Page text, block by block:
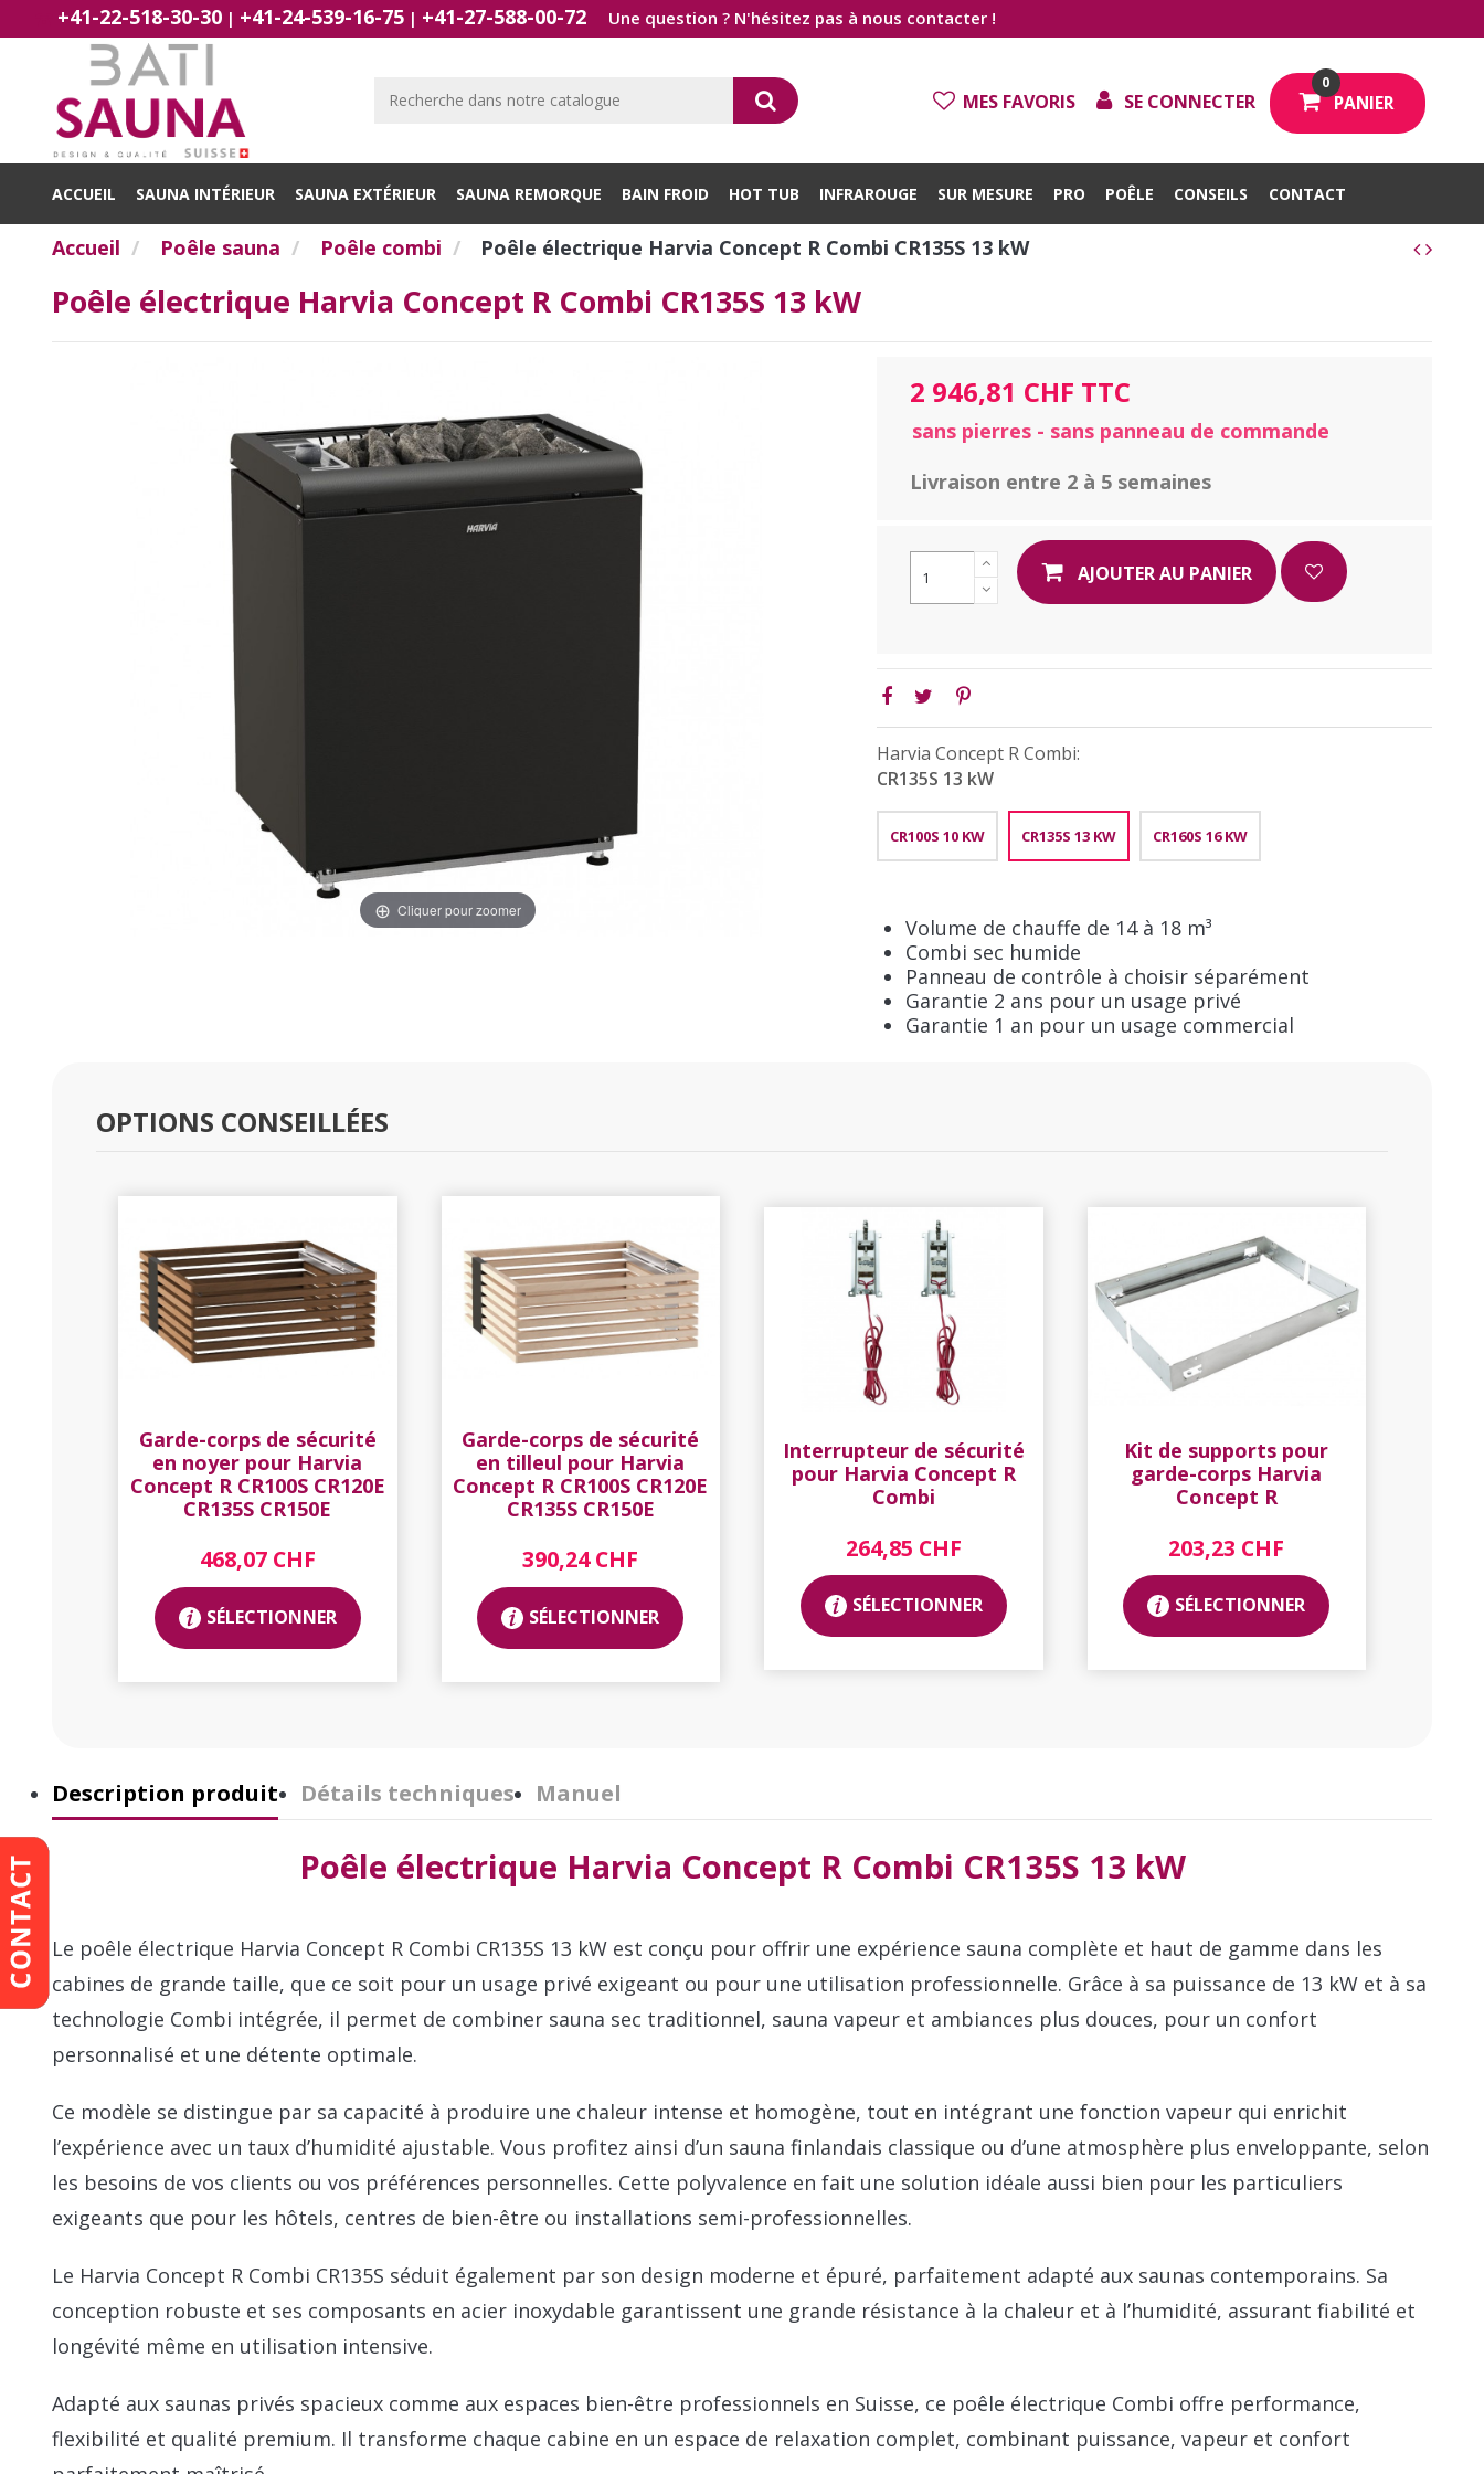
+41-22-518-30-30 | +41-24-539-16-75 | +41-27-588-00-72 Une question ? N'hésitez pas à nous contacter !
MES FAVORIS SE CONNECTER
0
PANIER
ACCUEIL SAUNA INTÉRIEUR SAUNA EXTÉRIEUR SAUNA REMORQUE BAIN FROID HOT TUB INFRAROUGE SUR MESURE PRO POÊLE CONSEILS CONTACT
Accueil Poêle sauna Poêle combi Poêle électrique Harvia Concept R Combi CR135S 13 kW
Poêle électrique Harvia Concept R Combi CR135S 13 kW
Cliquer pour zoomer
2 946,81 CHF TTC
sans pierres - sans panneau de commande
Livraison entre 2 à 5 semaines
AJOUTER AU PANIER
Harvia Concept R Combi:
CR135S 13 kW
CR100S 10 KW CR135S 13 KW CR160S 16 KW
Volume de chauffe de 14 à 18 m³
Combi sec humide
Panneau de contrôle à choisir séparément
Garantie 2 ans pour un usage privé
Garantie 1 an pour un usage commercial
OPTIONS CONSEILLÉES
Garde-corps de sécurité
en noyer pour Harvia
Concept R CR100S CR120E
CR135S CR150E
468,07 CHF
SÉLECTIONNER
Garde-corps de sécurité
en tilleul pour Harvia
Concept R CR100S CR120E
CR135S CR150E
390,24 CHF
SÉLECTIONNER
Interrupteur de sécurité
pour Harvia Concept R
Combi
264,85 CHF
SÉLECTIONNER
Kit de supports pour
garde-corps Harvia
Concept R
203,23 CHF
SÉLECTIONNER
Description produit Détails techniques Manuel
Poêle électrique Harvia Concept R Combi CR135S 13 kW
Le poêle électrique Harvia Concept R Combi CR135S 13 kW est conçu pour offrir une expérience sauna complète et haut de gamme dans les
cabines de grande taille, que ce soit pour un usage privé exigeant ou pour une utilisation professionnelle. Grâce à sa puissance de 13 kW et à sa
technologie Combi intégrée, il permet de combiner sauna sec traditionnel, sauna vapeur et ambiances plus douces, pour un confort
personnalisé et une détente optimale.
Ce modèle se distingue par sa capacité à produire une chaleur intense et homogène, tout en intégrant une fonction vapeur qui enrichit
l’expérience avec un taux d’humidité ajustable. Vous profitez ainsi d’un sauna finlandais classique ou d’une atmosphère plus enveloppante, selon
les besoins de vos clients ou vos préférences personnelles. Cette polyvalence en fait une solution idéale aussi bien pour les particuliers
exigeants que pour les hôtels, centres de bien-être ou installations semi-professionnelles.
Le Harvia Concept R Combi CR135S séduit également par son design moderne et épuré, parfaitement adapté aux saunas contemporains. Sa
conception robuste et ses composants en acier inoxydable garantissent une grande résistance à la chaleur et à l’humidité, assurant fiabilité et
longévité même en utilisation intensive.
Adapté aux saunas privés spacieux comme aux espaces bien-être professionnels en Suisse, ce poêle électrique Combi offre performance,
flexibilité et qualité premium. Il transforme chaque cabine en un espace de relaxation complet, combinant puissance, vapeur et confort